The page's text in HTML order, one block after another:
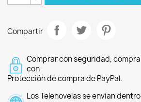
Compartir
Comprar con seguridad,
con
Protección de compra de PayPal.
Los Telenovelas se envían